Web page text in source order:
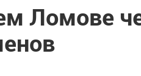
Ломове